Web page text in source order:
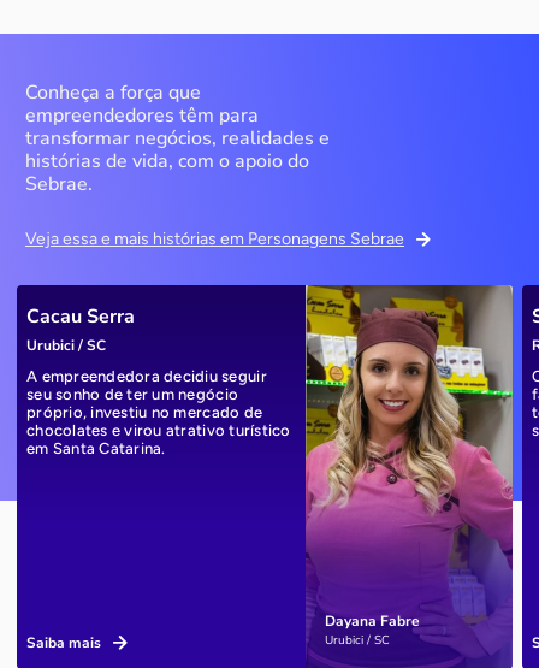
Conheça a força que
empreendedores têm para
transformar negócios, realidades e
histórias de vida, com o apoio do
Sebrae.
Veja essa e mais histórias em Personagens Sebrae
Dayana Fabre
Urubici / SC
Cacau Serra
Urubici / SC
A empreendedora decidiu seguir
seu sonho de ter um negócio
próprio, investiu no mercado de
chocolates e virou atrativo turístico
em Santa Catarina.
Saiba mais